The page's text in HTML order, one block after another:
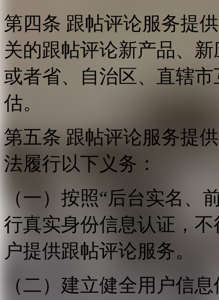
第四条 跟帖评论服务提
关的跟帖评论新产品、
或者省、自治区、直辖
估。
第五条 跟帖评论服务提
法履行以下义务：
（一）按照“后台实名、
行真实身份信息认证，
户提供跟帖评论服务。
（二）建立健全用户信